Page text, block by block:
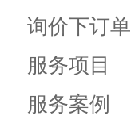
询价下订单
服务项目
服务案例